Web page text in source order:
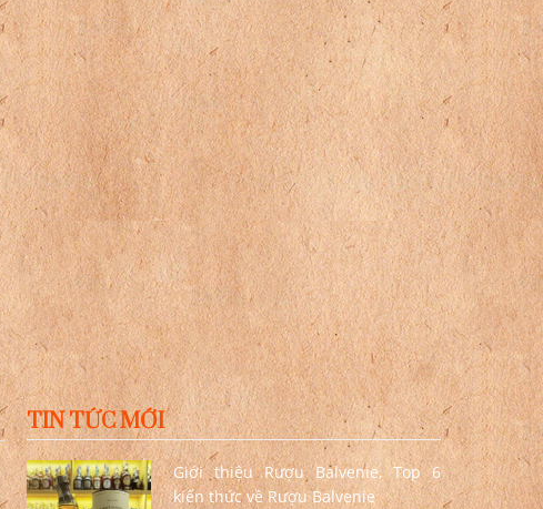
TIN TỨC MỚI
Giới thiệu Rượu Balvenie, Top 6
kiến thức về Rượu Balvenie